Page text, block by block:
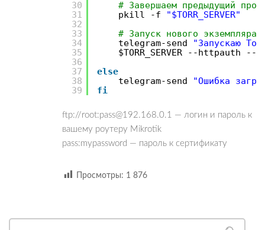
30
31
32
33
34
35
36
37
38
39
# Завершаем предыдущий
pkill -f
"$TORR_SERVER"
# Запуск нового экземпляра
telegram-send
"Запускаю
$TORR_SERVER --httpauth --
else
telegram-send
"Ошибка
fi
ftp://root:pass@192.168.0.1 — логин и пароль к
вашему роутеру Mikrotik
pass:mypassword — пароль к сертификату
Просмотры: 1 876